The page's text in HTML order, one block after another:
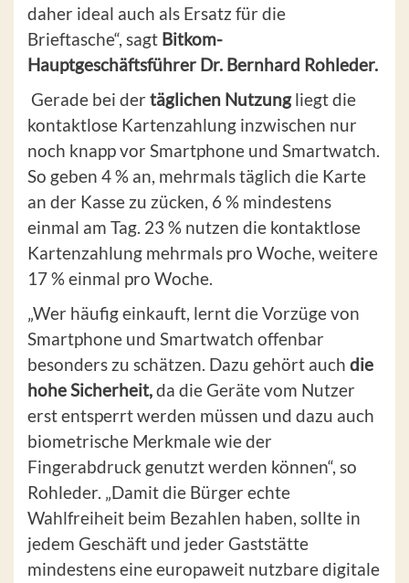
daher ideal auch als Ersatz für die
Brieftasche“, sagt Bitkom-
Hauptgeschäftsführer Dr. Bernhard Rohleder.
Gerade bei dertäglichen Nutzungliegt die
kontaktlose Kartenzahlung inzwischen nur
noch knapp vor Smartphone und Smartwatch.
So geben 4 % an, mehrmals täglich die Karte
an der Kasse zu zücken, 6 % mindestens
einmal am Tag. 23 % nutzen die kontaktlose
Kartenzahlung mehrmals pro Woche, weitere
17 % einmal pro Woche.
„Wer häufig einkauft, lernt die Vorzüge von
Smartphone und Smartwatch offenbar
besonders zu schätzen. Dazu gehört auch die
hohe Sicherheit,da die Geräte vom Nutzer
erst entsperrt werden müssen und dazu auch
biometrische Merkmale wie der
Fingerabdruck genutzt werden können“, so
Rohleder. „Damit die Bürger echte
Wahlfreiheit beim Bezahlen haben, sollte in
jedem Geschäft und jeder Gaststätte
mindestens eine europaweit nutzbare digitale